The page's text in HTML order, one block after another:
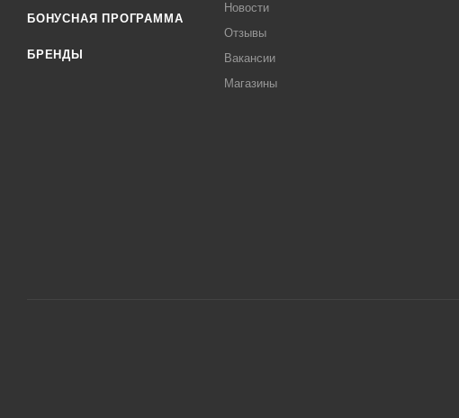
БОНУСНАЯ ПРОГРАММА
БРЕНДЫ
Новости
Отзывы
Вакансии
Магазины